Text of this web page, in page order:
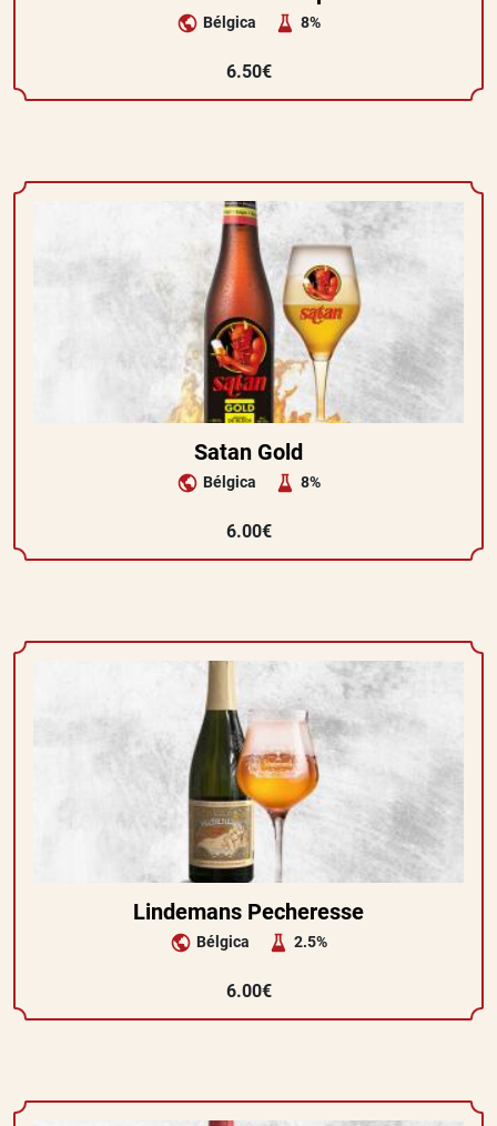
Bélgica 8%
6.50€
Satan Gold
Bélgica 8%
6.00€
Lindemans Pecheresse
Bélgica 2.5%
6.00€